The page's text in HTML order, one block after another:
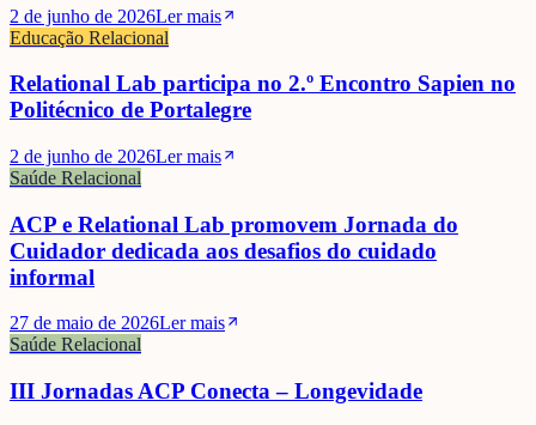
2 de junho de 2026Ler mais
Educação Relacional
Relational Lab participa no 2.º Encontro Sapien no
Politécnico de Portalegre
2 de junho de 2026Ler mais
Saúde Relacional
ACP e Relational Lab promovem Jornada do
Cuidador dedicada aos desafios do cuidado
informal
27 de maio de 2026Ler mais
Saúde Relacional
III Jornadas ACP Conecta – Longevidade